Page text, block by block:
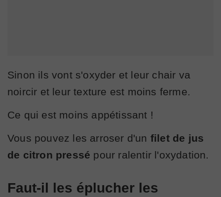
Sinon ils vont s'oxyder et leur chair va
noircir et leur texture est moins ferme.
Ce qui est moins appétissant !
Vous pouvez les arroser d'un filet de jus
de citron pressé pour ralentir l'oxydation.
Faut-il les éplucher les